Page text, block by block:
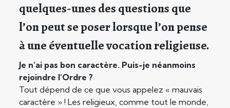
quelques-unes des questions que
l’on peut se poser lorsque l’on pense
à une éventuelle vocation religieuse.
Je n’ai pas bon caractère. Puis-je néanmoins
rejoindre l’Ordre ?
Tout dépend de ce que vous appelez « mauvais
caractère » ! Les religieux, comme tout le monde,